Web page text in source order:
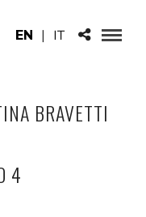
EN | IT
BRAVETTI
4